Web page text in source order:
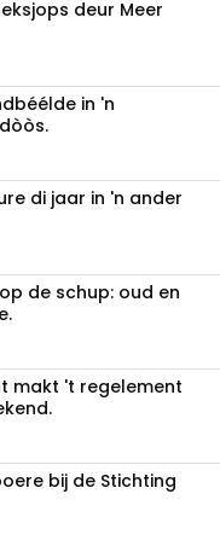
deur Meer
in 'n
di jaar in 'n ander
de schup: oud en
makt 't regelement
bij de Stichting